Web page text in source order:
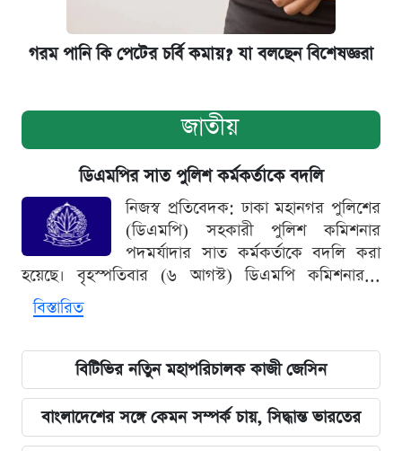
গরম পানি কি পেটের চর্বি কমায়? যা বলছেন বিশেষজ্ঞরা
জাতীয়
ডিএমপির সাত পুলিশ কর্মকর্তাকে বদলি
নিজস্ব প্রতিবেদক: ঢাকা মহানগর পুলিশের
(ডিএমপি) সহকারী পুলিশ কমিশনার
পদমর্যাদার সাত কর্মকর্তাকে বদলি করা
হয়েছে। বৃহস্পতিবার (৬ আগস্ট) ডিএমপি কমিশনার...
বিস্তারিত
বিটিভির নতিুন মহাপরিচালক কাজী জেসিন
বাংলাদেশের সঙ্গে কেমন সম্পর্ক চায়, সিদ্ধান্ত ভারতের